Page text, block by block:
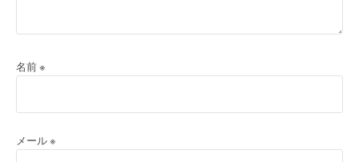
名前 ※
メール ※